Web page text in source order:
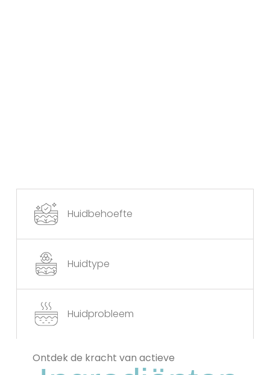
Huidbehoefte
Huidtype
Huidprobleem
Ontdek de kracht van actieve